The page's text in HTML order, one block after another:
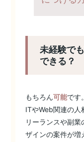
未経験で
できる？
もちろん可能です。
ITやWeb関連の人
リーランスや副
ザインの案件が増